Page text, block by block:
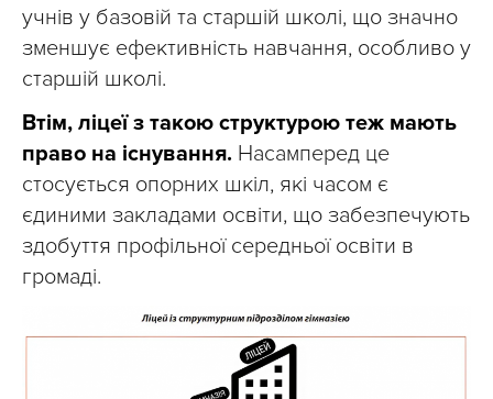
учнів у базовій та старшій школі, що значно
зменшує ефективність навчання, особливо у
старшій школі.
Втім, ліцеї з такою структурою теж мають
право на існування. Насамперед це
стосується опорних шкіл, які часом є
єдиними закладами освіти, що забезпечують
здобуття профільної середньої освіти в
громаді.